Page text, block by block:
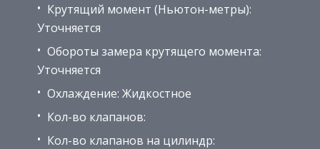
Крутящий момент (Ньютон-метры):
Уточняется
Обороты замера крутящего момента:
Уточняется
Охлаждение: Жидкостное
Кол-во клапанов:
Кол-во клапанов на цилиндр: